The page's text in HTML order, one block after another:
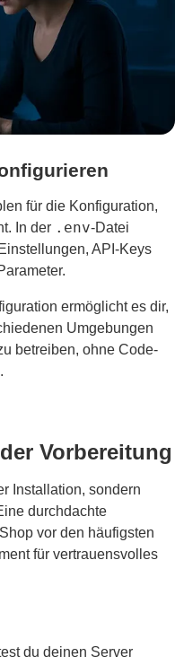
für die Konfiguration,
In der .env-Datei
API-Keys
ermöglicht es dir,
Umgebungen
betreiben, ohne Code-
Vorbereitung
Installation, sondern
durchdachte
vor den häufigsten
für vertrauensvolles
du deinen Server